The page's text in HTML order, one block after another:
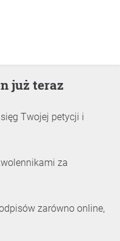
już teraz
Twojej petycji i
za
zarówno online,